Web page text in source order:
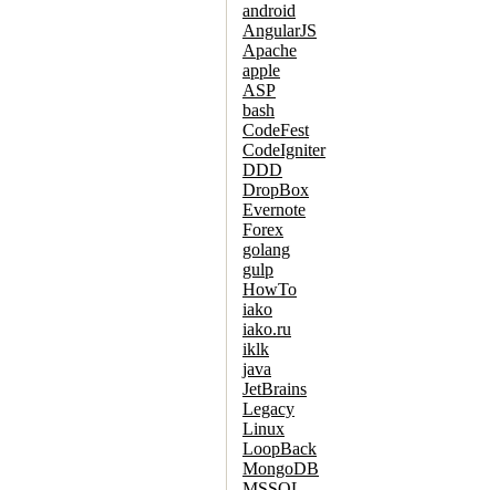
android
AngularJS
Apache
apple
ASP
bash
CodeFest
CodeIgniter
DDD
DropBox
Evernote
Forex
golang
gulp
HowTo
iako
iako.ru
iklk
java
JetBrains
Legacy
Linux
LoopBack
MongoDB